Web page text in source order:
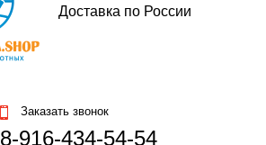
Доставка по России
Заказать звонок
8-916-434-54-54